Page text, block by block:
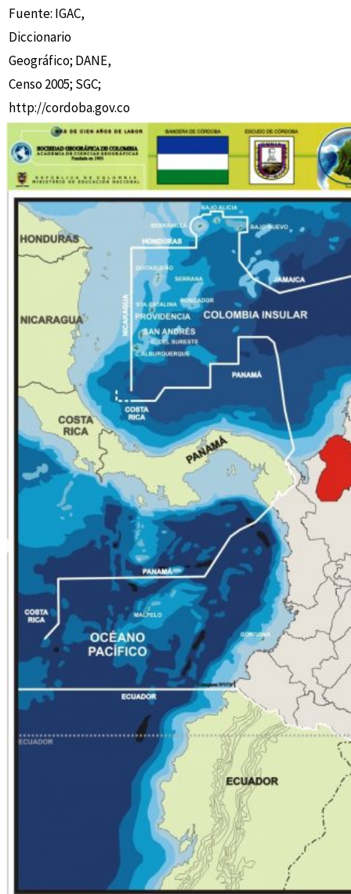
Fuente: IGAC,
Diccionario
Geográfico; DANE,
Censo 2005; SGC;
http://cordoba.gov.co